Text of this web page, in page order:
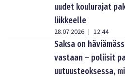
uudet koulurajat
liikkeelle
28.07.2026 | 12:44
Saksa on
vastaan – poliisit
uutuusteoksessa,